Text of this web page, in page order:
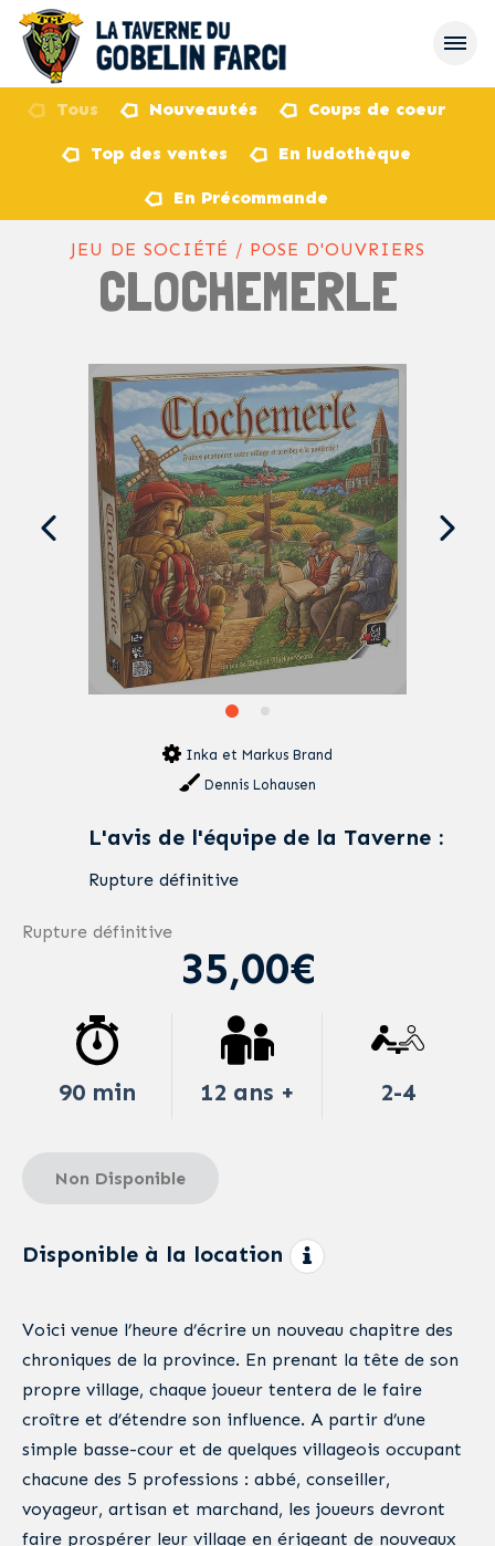
Tous Nouveautés Coups de coeur
Top des ventes En ludothèque
En Précommande
JEU DE SOCIÉTÉ / POSE D'OUVRIERS
CLOCHEMERLE
Inka et Markus Brand
Dennis Lohausen
L'avis de l'équipe de la Taverne :
Rupture définitive
Rupture définitive
35,00€
90 min 12 ans + 2-4
Non Disponible
Disponible à la location
Voici venue l’heure d’écrire un nouveau chapitre des
chroniques de la province. En prenant la tête de son
propre village, chaque joueur tentera de le faire
croître et d’étendre son influence. A partir d’une
simple basse-cour et de quelques villageois occupant
chacune des 5 professions : abbé, conseiller,
voyageur, artisan et marchand, les joueurs devront
faire prospérer leur village en érigeant de nouveaux